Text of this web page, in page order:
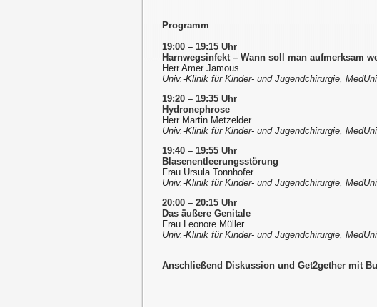
Programm
19:00 – 19:15 Uhr
Harnwegsinfekt – Wann soll man aufmerksam
Herr Amer Jamous
Univ.-Klinik für Kinder- und Jugendchirurgie,
19:20 – 19:35 Uhr
Hydronephrose
Herr Martin Metzelder
Univ.-Klinik für Kinder- und Jugendchirurgie,
19:40 – 19:55 Uhr
Blasenentleerungsstörung
Frau Ursula Tonnhofer
Univ.-Klinik für Kinder- und Jugendchirurgie,
20:00 – 20:15 Uhr
Das äußere Genitale
Frau Leonore Müller
Univ.-Klinik für Kinder- und Jugendchirurgie,
Anschließend Diskussion und Get2gether mit